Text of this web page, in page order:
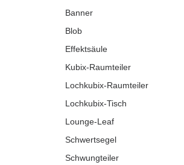
Banner
Blob
Effektsäule
Kubix-Raumteiler
Lochkubix-Raumteiler
Lochkubix-Tisch
Lounge-Leaf
Schwertsegel
Schwungteiler